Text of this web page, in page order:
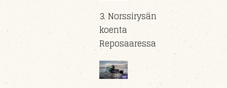
3. Norssirysän
koenta
Reposaaressa